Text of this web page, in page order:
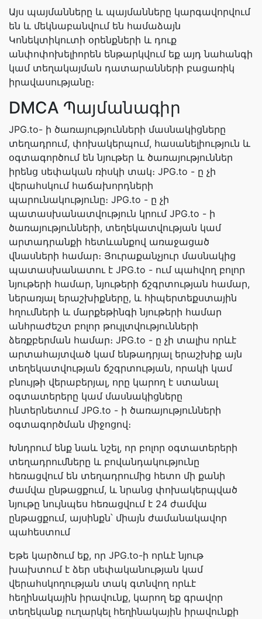
Այս պայմանները և պայմանները կարգավորվում
են և մեկնաբանվում են համաձայն
Կոնեկտիկուտի օրենքների և դուք
անփոփոխելիորեն ենթարկվում եք այդ նահանգի
կամ տեղակայման դատարանների բացառիկ
իրավասությանը։
DMCA Պայմանագիր
JPG.to- ի ծառայությունների մասնակիցները
տեղադրում, փոխակերպում, հասանելիություն և
օգտագործում են նյութեր և ծառայություններ
իրենց սեփական ռիսկի տակ։ JPG.to - ը չի
վերահսկում հաճախորդների
պարունակությունը։ JPG.to - ը չի
պատասխանատվություն կրում JPG.to - ի
ծառայությունների, տեղեկատվության կամ
արտադրանքի հետևանքով առաջացած
վնասների համար։ Յուրաքանչյուր մասնակից
պատասխանատու է JPG.to - ում պահվող բոլոր
նյութերի համար, նյութերի ճշգրտության համար,
ներառյալ երաշխիքները, և հիպերտեքստային
հղումների և մարքեթինգի նյութերի համար
անհրաժեշտ բոլոր թույլտվությունների
ձեռքբերման համար։ JPG.to - ը չի տալիս որևէ
արտահայտված կամ ենթադրյալ երաշխիք այն
տեղեկատվության ճշգրտության, որակի կամ
բնույթի վերաբերյալ, որը կարող է ստանալ
օգտատերերը կամ մասնակիցները
ինտերնետում JPG.to - ի ծառայությունների
օգտագործման միջոցով։
Խնդրում ենք նաև նշել, որ բոլոր օգտատերերի
տեղադրումները և բովանդակությունը
հեռացվում են տեղադրումից հետո մի քանի
ժամվա ընթացքում, և նրանց փոխակերպված
նյութը նույնպես հեռացվում է 24 ժամվա
ընթացքում, այսինքն՝ միայն ժամանակավոր
պահեստում
Եթե կարծում եք, որ JPG.to-ի որևէ նյութ
խախտում է ձեր սեփականության կամ
վերահսկողության տակ գտնվող որևէ
հեղինակային իրավունք, կարող եք գրավոր
տեղեկանք ուղարկել հեղինակային իրավունքի